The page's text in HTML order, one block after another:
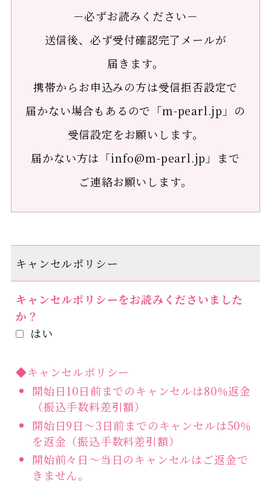
－必ずお読みください－
送信後、必ず受付確認完了メールが
届きます。
携帯からお申込みの方は受信拒否設定で
届かない場合もあるので「m-pearl.jp」の
受信設定をお願いします。
届かない方は「info@m-pearl.jp」まで
ご連絡お願いします。
キャンセルポリシー
キャンセルポリシーをお読みくださいました
か？
はい
◆キャンセルポリシー
開始日10日前までのキャンセルは80％返金
（振込手数料差引額）
開始日9日～3日前までのキャンセルは50％
を返金（振込手数料差引額）
開始前々日～当日のキャンセルはご返金で
きません。